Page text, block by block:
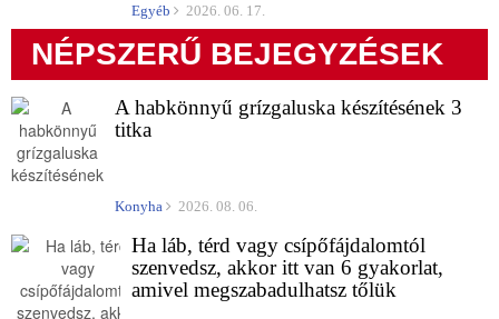
Egyéb 2026. 06. 17.
NÉPSZERŰ BEJEGYZÉSEK
A habkönnyű grízgaluska készítésének 3
titka
Konyha 2026. 08. 06.
Ha láb, térd vagy csípőfájdalomtól
szenvedsz, akkor itt van 6 gyakorlat,
amivel megszabadulhatsz tőlük